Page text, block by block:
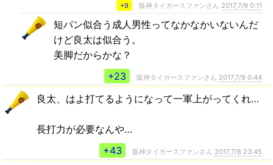
+9 阪神タイガースファンさん 2017,7/9 0:11
短パン似合う成人男性ってなかなかいないんだ
けど良太は似合う。
美脚だからかな？
+23
阪神タイガースファンさん 2017,7/9 0:44
良太、はよ打てるようになって一軍上がってくれ…
長打力が必要なんや…
+43
阪神タイガースファンさん 2017,7/8 23:45